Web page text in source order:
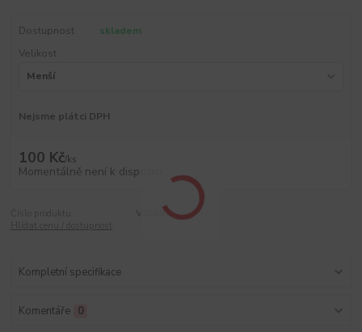
Dostupnost
skladem
Velikost
Nejsme plátci DPH
100 Kč/ks
Momentálně není k dispozici
V2009
Kompletní specifikace
Komentáře 0